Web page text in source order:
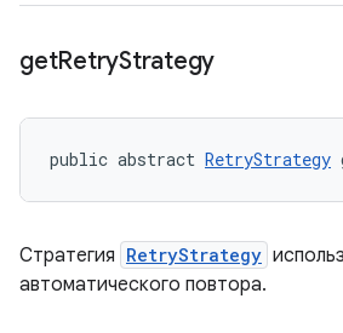
getRetryStrategy
public abstract RetryStrategy
Стратегия RetryStrategy
автоматического повтора.